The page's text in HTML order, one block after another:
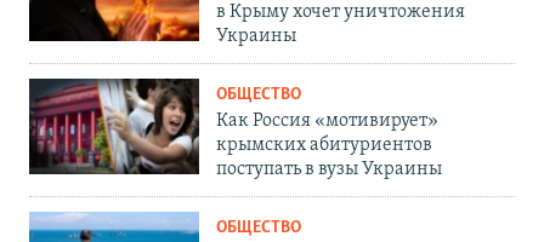
в Крыму хочет уничтожения
Украины
ОБЩЕСТВО
Как Россия «мотивирует»
крымских абитуриентов
поступать в вузы Украины
ОБЩЕСТВО